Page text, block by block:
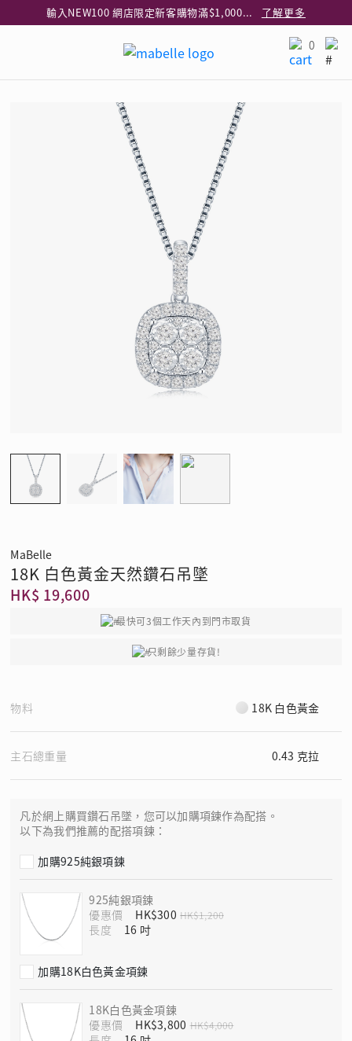
輸入NEW100 網店限定新客購物滿$1,000減$100
了解更多
指定純銀動物耳環2件享7折
網店購物即享免費送貨服務
了解更多
全港任何MaBelle門市自取貨
了解更多
0
MaBelle
18K 白色黃金天然鑽石吊墜
HK$ 19,600
最快可3個工作天內到門市取貨
只剩餘少量存貨!
物料 18K 白色黃金
主石總重量 0.43 克拉
凡於網上購買鑽石吊墜，您可以加購項鍊作為配搭。
以下為我們推薦的配搭項鍊：
加購925純銀項鍊
925純銀項鍊
優惠價
HK$300 HK$1,200
長度
加購18K白色黃金項鍊
18K白色黃金項鍊
優惠價
HK$3,800 HK$4,000